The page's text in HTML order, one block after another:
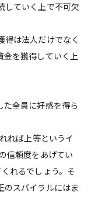
していく上で不可欠
得は法人だけでなく
金を獲得していく上
た全員に好感を得ら
れば上等というイ
信頼度をあげてい
れるでしょう。そ
のスパイラルにはま